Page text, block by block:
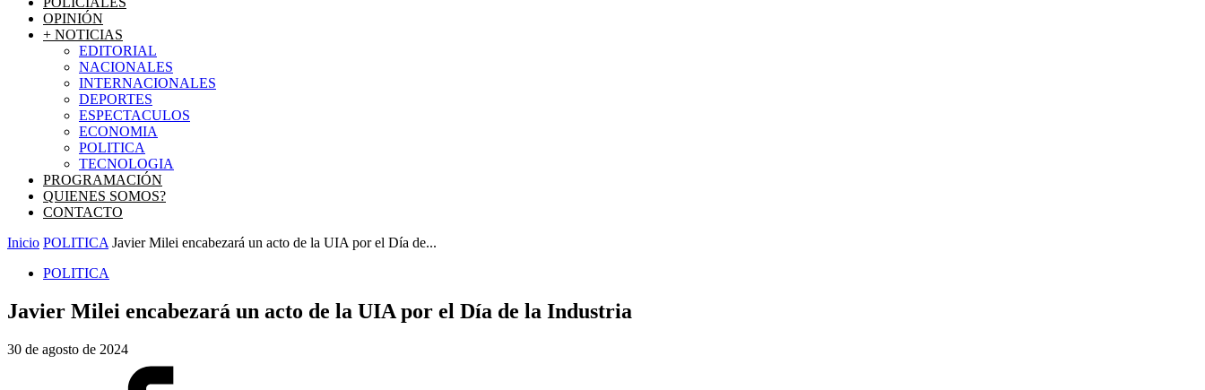
OPINIÓN
+ NOTICIAS
EDITORIAL
NACIONALES
INTERNACIONALES
DEPORTES
ESPECTACULOS
ECONOMIA
POLITICA
TECNOLOGIA
PROGRAMACIÓN
QUIENES SOMOS?
CONTACTO
Inicio POLITICA Javier Milei encabezará un acto de la UIA por el Día de...
POLITICA
Javier Milei encabezará un acto de la UIA por el Día de la Industria
30 de agosto de 2024